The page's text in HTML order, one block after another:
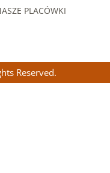
PLACÓWKI
Reserved.